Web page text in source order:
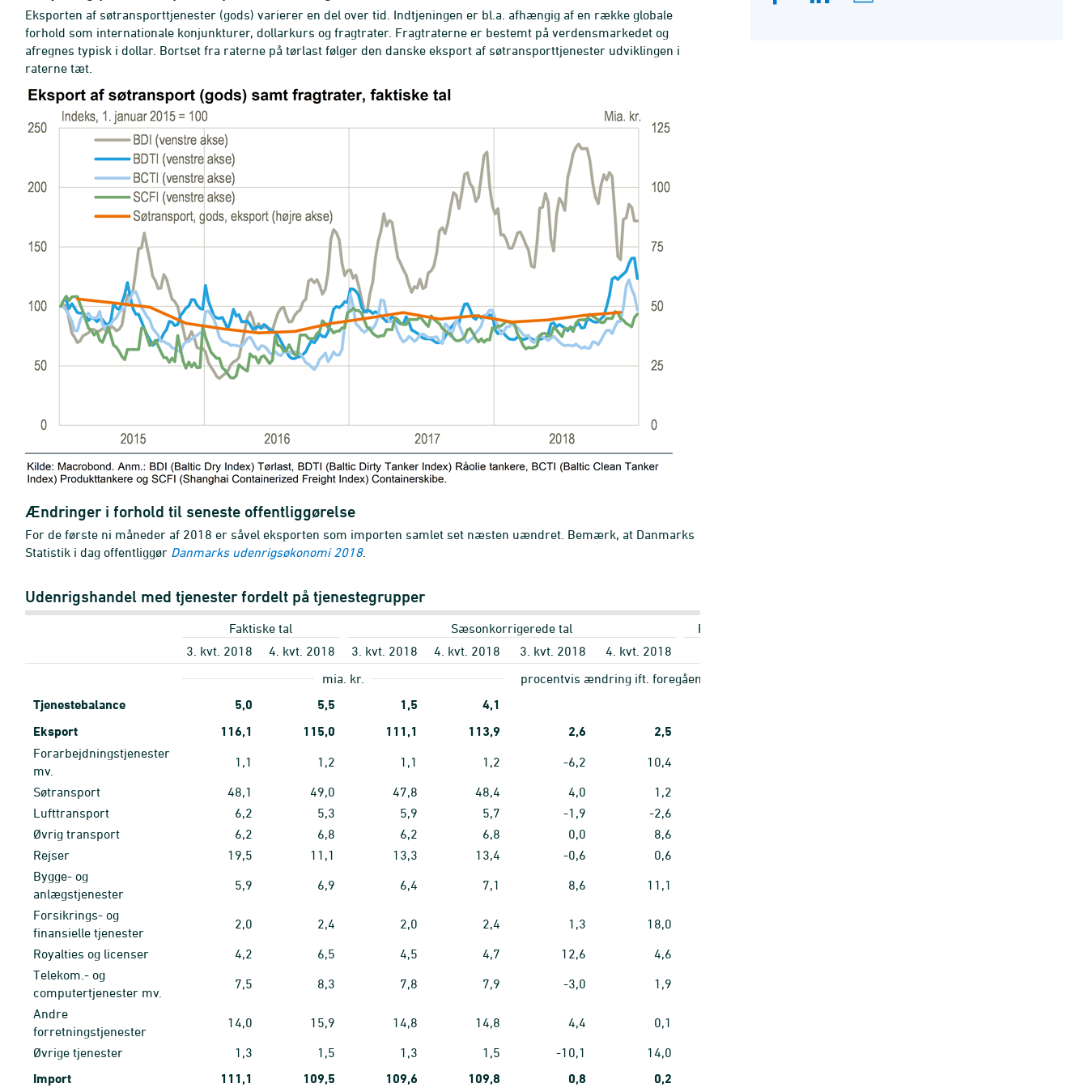
Eksporten af søtransporttjenester (gods) varierer en del over tid. Indtjeningen er bl.a. afhængig af en række globale
forhold som internationale konjunkturer, dollarkurs og fragtrater. Fragtraterne er bestemt på verdensmarkedet og
afregnes typisk i dollar. Bortset fra raterne på tørlast følger den danske eksport af søtransporttjenester udviklingen i
raterne tæt.
Ændringer i forhold til seneste offentliggørelse
For de første ni måneder af 2018 er såvel eksporten som importen samlet set næsten uændret. Bemærk, at Danmarks
Statistik i dag offentliggør Danmarks udenrigsøkonomi 2018.
Udenrigshandel med tjenester fordelt på tjenestegrupper
Faktiske tal Sæsonkorrigerede tal
Faktiske tal
3. kvt. 2018
4. kvt. 2018 3. kvt. 2018 4. kvt. 2018 3. kvt. 2018 4. kvt. 2018
mia. kr. procentvis ændring ift. foregående periode
Tjenestebalance 5,0 5,5 1,5
4,1
Eksport
116,1 115,0 111,1 113,9 2,6 2,5
Forarbejdningstjenester
mv.
1,1 1,2 1,1 1,2 -6,2 10,4
Søtransport 48,1 49,0 47,8 48,4 4,0 1,2
Lufttransport
6,2 5,3 5,9 5,7 -1,9 -2,6
Øvrig transport
6,2 6,8 6,2 6,8 0,0 8,6
Rejser
19,5 11,1 13,3 13,4 -0,6 0,6
Bygge- og
anlægstjenester
5,9 6,9 6,4 7,1 8,6 11,1
Forsikrings- og
finansielle tjenester
2,0 2,4 2,0 2,4 1,3 18,0
Royalties og licenser 4,2 6,5 4,5 4,7 12,6 4,6
Telekom.- og
computertjenester mv.
7,5 8,3 7,8 7,9 -3,0 1,9
Andre
forretningstjenester
14,0 15,9 14,8 14,8 4,4 0,1
Øvrige tjenester 1,3 1,5 1,3 1,5 -10,1 14,0
Import 111,1 109,5 109,6 109,8 0,8 0,2